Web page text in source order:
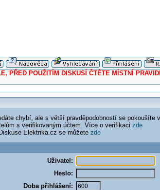
POUŽITÍM DISKUSÍ ČTĚTE MÍSTNÍ
chybí, ale s větší pravděpodobností se pokoušíte
s verifikovaným účtem. Více o verifikaci zde
Elektrika.cz se můžete zde
Uživatel:
Heslo:
Doba přihlášení: